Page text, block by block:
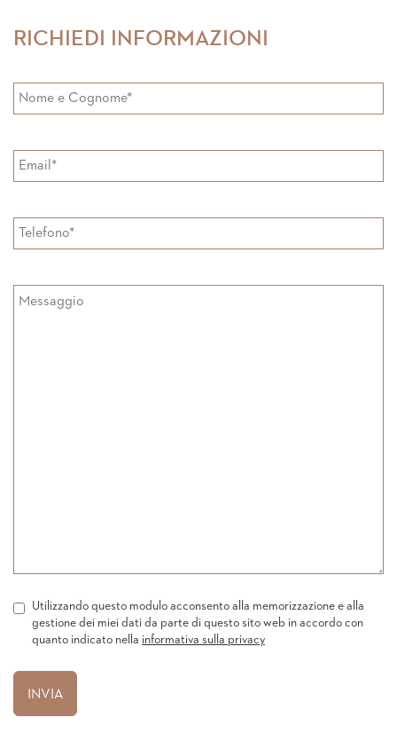
RICHIEDI INFORMAZIONI
Utilizzando questo modulo acconsento alla memorizzazione e alla
gestione dei miei dati da parte di questo sito web in accordo con
quanto indicato nella informativa sulla privacy